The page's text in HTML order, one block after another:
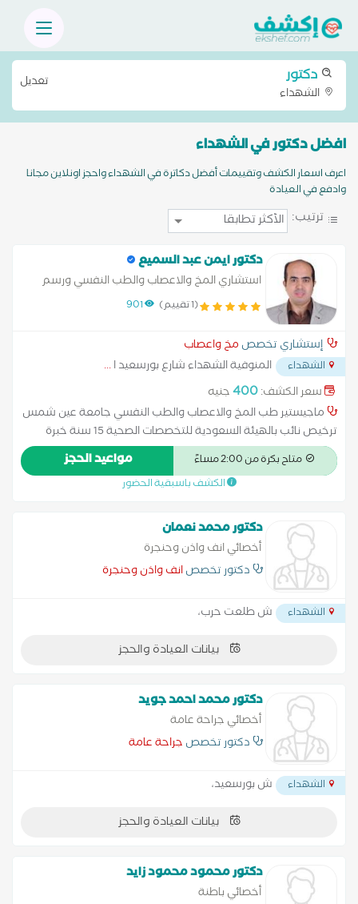
دكتور
الشهداء
تعديل
افضل دكتور في الشهداء
اعرف اسعار الكشف وتقييمات أفضل دكاترة في الشهداء واحجز اونلاين مجانا
وادفع في العيادة
ترتيب:
دكتور ايمن عبد السميع
استشاري المخ والاعصاب والطب النفسي ورسم
الاعصاب والعضلات ورسم المخ
(1 تقييم) 901
إستشاري تخصص مخ واعصاب
الشهداء المنوفية الشهداء شارع بورسعيد ا...
سعر الكشف:400جنيه
ماجيستير طب المخ والاعصاب والطب النفسي جامعة عين شمس
ترخيص نائب بالهيئة السعودية للتخصصات الصحية 15 سنة خبرة
مستشفيات معهد ناصر للبحوث والعلاج - مستشفيات المواساة
بالسعودية استشاري علاج جلطات ونزيف المخ والتشنجات والصداع
والانزلاق الغضروفي والشلل الرعاش وأمراض العضلات والزهايمر
للصداع المزمن وتيبس العضلات
متاح بكرة من 2:00 مساءً مواعيد الحجز
الكشف باسبقية الحضور
دكتور محمد نعمان
أخصائي انف واذن وحنجرة
دكتور تخصصانف واذن وحنجرة
الشهداء ش طلعت حرب،
بيانات العيادة والحجز
دكتور محمد احمد جويد
أخصائي جراحة عامة
دكتور تخصص جراحة عامة
الشهداء ش بورسعيد،
بيانات العيادة والحجز
دكتور محمود محمود زايد
أخصائي باطنة